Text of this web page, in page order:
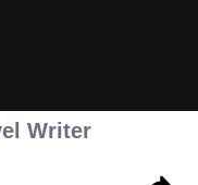
Writer